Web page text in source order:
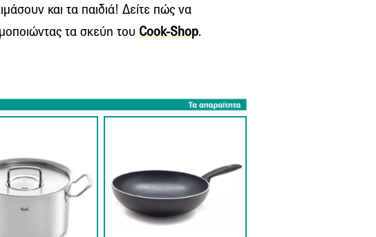
και τα παιδιά! Δείτε πώς να
τα σκεύη τoυ Cook-Shop.